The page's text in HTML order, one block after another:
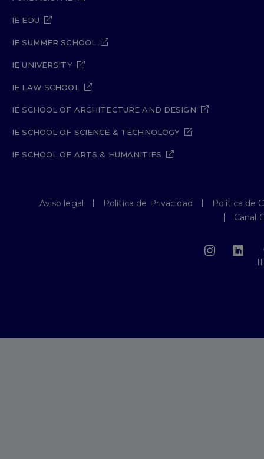
IE EDU
IE SUMMER SCHOOL
IE UNIVERSITY
IE LAW SCHOOL
IE SCHOOL OF ARCHITECTURE AND DESIGN
IE SCHOOL OF SCIENCE & TECHNOLOGY
IE SCHOOL OF ARTS & HUMANITIES
Aviso legal Política de Privacidad
Política de
Canal